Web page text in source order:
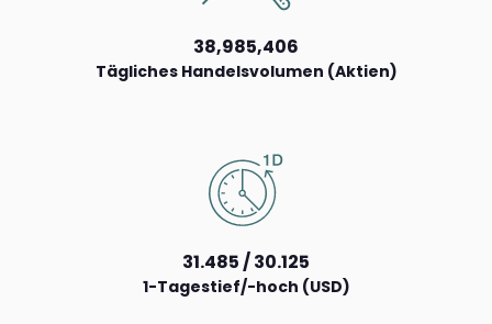
38,985,406
Tägliches Handelsvolumen (Aktien)
31.485 / 30.125
1-Tagestief/-hoch (USD)